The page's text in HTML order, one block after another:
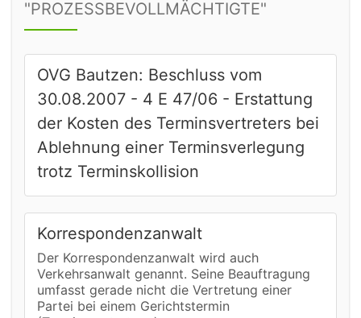
"PROZESSBEVOLLMÄCHTIGTE"
OVG Bautzen: Beschluss vom
30.08.2007 - 4 E 47/06 - Erstattung
der Kosten des Terminsvertreters bei
Ablehnung einer Terminsverlegung
trotz Terminskollision
Korrespondenzanwalt
Der Korrespondenzanwalt wird auch
Verkehrsanwalt genannt. Seine Beauftragung
umfasst gerade nicht die Vertretung einer
Partei bei einem Gerichtstermin